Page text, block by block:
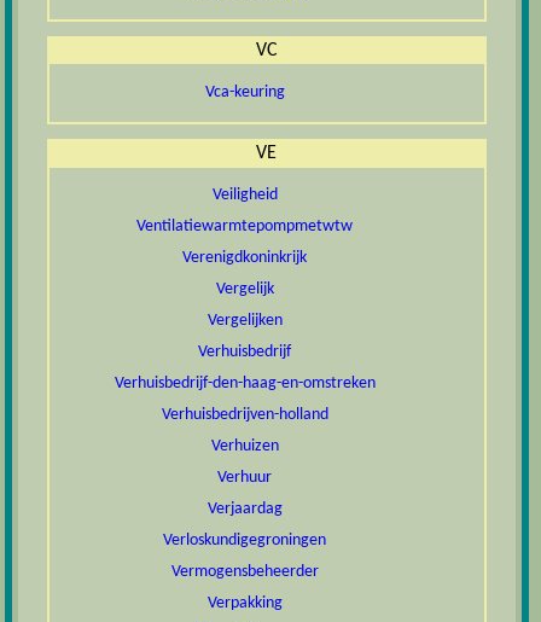
VC
Vca-keuring
VE
Veiligheid
Ventilatiewarmtepompmetwtw
Verenigdkoninkrijk
Vergelijk
Vergelijken
Verhuisbedrijf
Verhuisbedrijf-den-haag-en-omstreken
Verhuisbedrijven-holland
Verhuizen
Verhuur
Verjaardag
Verloskundigegroningen
Vermogensbeheerder
Verpakking